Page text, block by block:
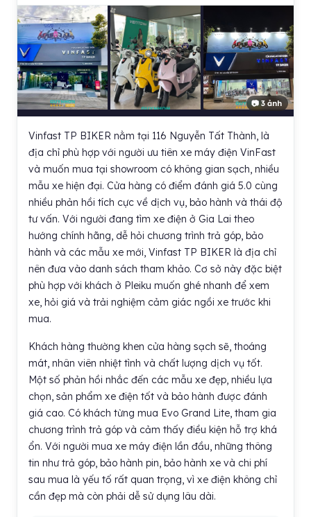
📷 3 ảnh
Vinfast TP BIKER nằm tại 116 Nguyễn Tất Thành, là
địa chỉ phù hợp với người ưu tiên xe máy điện VinFast
và muốn mua tại showroom có không gian sạch, nhiều
mẫu xe hiện đại. Cửa hàng có điểm đánh giá 5.0 cùng
nhiều phản hồi tích cực về dịch vụ, bảo hành và thái độ
tư vấn. Với người đang tìm xe điện ở Gia Lai theo
hướng chính hãng, dễ hỏi chương trình trả góp, bảo
hành và các mẫu xe mới, Vinfast TP BIKER là địa chỉ
nên đưa vào danh sách tham khảo. Cơ sở này đặc biệt
phù hợp với khách ở Pleiku muốn ghé nhanh để xem
xe, hỏi giá và trải nghiệm cảm giác ngồi xe trước khi
mua.
Khách hàng thường khen cửa hàng sạch sẽ, thoáng
mát, nhân viên nhiệt tình và chất lượng dịch vụ tốt.
Một số phản hồi nhắc đến các mẫu xe đẹp, nhiều lựa
chọn, sản phẩm xe điện tốt và bảo hành được đánh
giá cao. Có khách từng mua Evo Grand Lite, tham gia
chương trình trả góp và cảm thấy điều kiện hỗ trợ khá
ổn. Với người mua xe máy điện lần đầu, những thông
tin như trả góp, bảo hành pin, bảo hành xe và chi phí
sau mua là yếu tố rất quan trọng, vì xe điện không chỉ
cần đẹp mà còn phải dễ sử dụng lâu dài.